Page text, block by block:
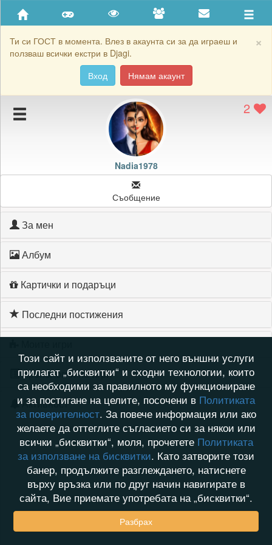
×
Ти си ГОСТ в момента. Влез в акаунта си за да играеш и
ползваш всички екстри в Djagi.
Вход
Нямам акаунт
Приятели
Хронология на игри
Подаръците на Nadia1978
Картичките на Nadia1978
2
Nadia1978
Съобщение
За мен
Албум
Картички и подаръци
Последни постижения
Хронология на игри
Активност
Този сайт и използваните от него външни услуги
прилагат „бисквитки“ и сходни технологии, които
са необходими за правилното му функциониране
и за постигане на целите, посочени в Политиката
за поверителност. За повече информация или ако
желаете да оттеглите съгласието си за някои или
всички „бисквитки“, моля, прочетете Политиката
за използване на бисквитки. Като затворите този
банер, продължите разглеждането, натиснете
върху връзка или по друг начин навигирате в
сайта, Вие приемате употребата на „бисквитки“.
Разбрах